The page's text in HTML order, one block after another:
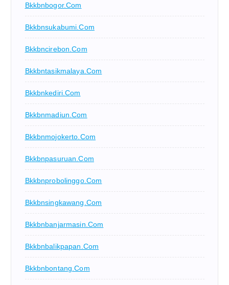
Bkkbnbogor.com
Bkkbnsukabumi.com
Bkkbncirebon.com
Bkkbntasikmalaya.com
Bkkbnkediri.com
Bkkbnmadiun.com
Bkkbnmojokerto.com
Bkkbnpasuruan.com
Bkkbnprobolinggo.com
Bkkbnsingkawang.com
Bkkbnbanjarmasin.com
Bkkbnbalikpapan.com
Bkkbnbontang.com